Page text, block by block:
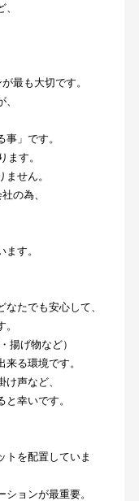
最も大切です。
」です。
ます。
せん。
の為、
す。
たでも安心して、
揚げ物など）
る環境です。
声など、
幸いです。
トを配置していま
ョンが最重要。